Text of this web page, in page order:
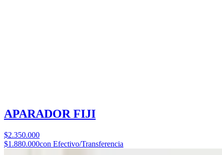
APARADOR FIJI
$2.350.000
$1.880.000con Efectivo/Transferencia